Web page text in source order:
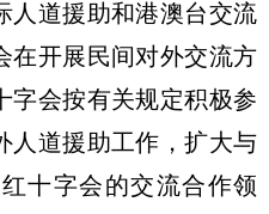
道援助和港澳台交流
在开展民间对外交流方
字会按有关规定积极参
人道援助工作，扩大与
十字会的交流合作领